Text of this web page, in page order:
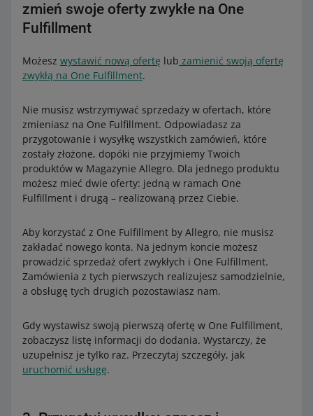
zmień swoje oferty zwykłe na One
Fulfillment
Możesz wystawić nową ofertę lub zamienić swoją ofertę
zwykłą na One Fulfillment.
Nie musisz wstrzymywać sprzedaży w ofertach, które
zmieniasz na One Fulfillment. Odpowiadasz za
przygotowanie i wysyłkę wszystkich zamówień, które
zostały złożone, dopóki nie przyjmiemy Twoich
produktów w Magazynie Allegro. Dla jednego produktu
możesz mieć dwie oferty: jedną w ramach One
Fulfillment i drugą – realizowaną przez Ciebie.
Aby korzystać z One Fulfillment by Allegro, nie musisz
zakładać nowego konta. Na jednym koncie możesz
prowadzić sprzedaż ofert zwykłych i One Fulfillment.
Zamówienia z tych pierwszych realizujesz samodzielnie,
a obsługę tych drugich pozostawiasz nam.
Gdy wystawisz swoją pierwszą ofertę w One Fulfillment,
zobaczysz listę informacji do dodania. Wystarczy, że
uzupełnisz je tylko raz. Przeczytaj szczegóły, jak
uruchomić usługę.